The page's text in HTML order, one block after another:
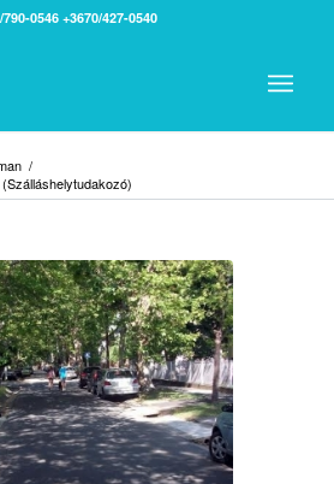
790-0546 +3670/427-0540
/